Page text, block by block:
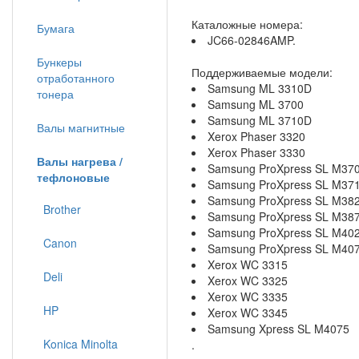
Каталожные номера:
JC66-02846AMP.
Поддерживаемые модели:
Samsung ML 3310D
Samsung ML 3700
Samsung ML 3710D
Xerox Phaser 3320
Xerox Phaser 3330
Samsung ProXpress SL
Samsung ProXpress SL
Samsung ProXpress SL
Samsung ProXpress SL
Samsung ProXpress SL
Samsung ProXpress SL
Xerox WC 3315
Xerox WC 3325
Xerox WC 3335
Xerox WC 3345
Samsung Xpress SL M4075
.
Бумага
Бункеры
отработанного
тонера
Валы магнитные
Валы нагрева /
тефлоновые
Brother
Canon
Deli
HP
Konica Minolta